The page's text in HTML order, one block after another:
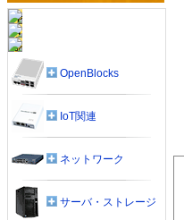
OpenBlocks
IoT関連
ネットワーク
サーバ・ストレージ